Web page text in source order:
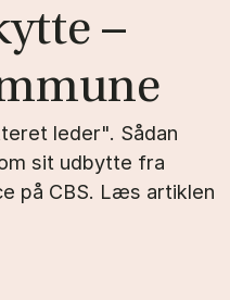
–
leder". Sådan
sit udbytte fra
på CBS. Læs artiklen